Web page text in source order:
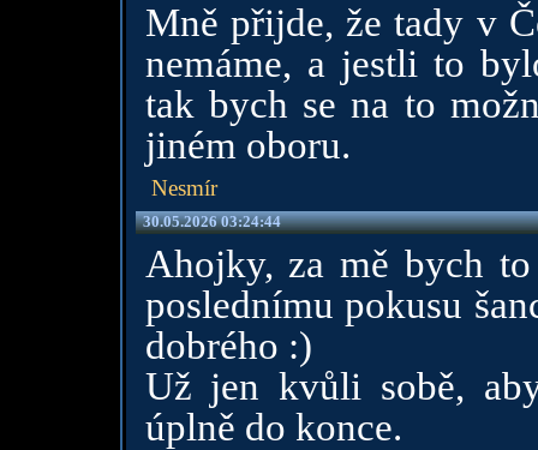
Mně přijde, že tady v
nemáme, a jestli to
tak bych se na to
jiném oboru.
Nesmír
30.05.2026 03:24:44
Ahojky, za mě bych
poslednímu pokusu
dobrého :)
Už jen kvůli sobě,
úplně do konce.